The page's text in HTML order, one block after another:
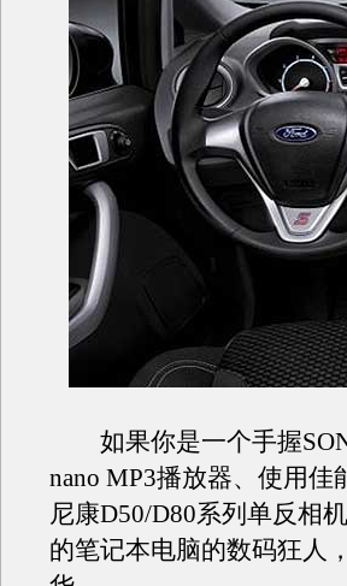
如果你是一个手握
nano MP3播放器、使用佳
尼康D50/D80系列单反相
的笔记本电脑的数码狂人